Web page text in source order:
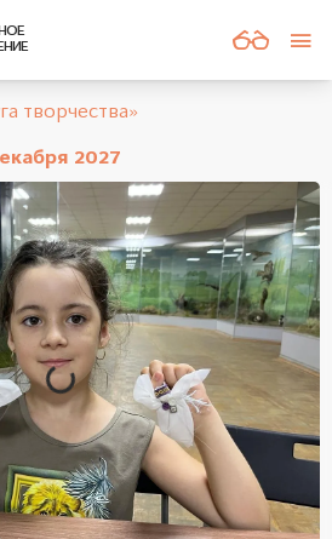
творчества»
2027